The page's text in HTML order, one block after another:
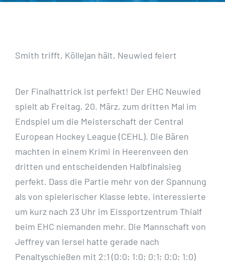
Smith trifft, Köllejan hält, Neuwied feiert
Der Finalhattrick ist perfekt! Der EHC Neuwied
spielt ab Freitag, 20. März, zum dritten Mal im
Endspiel um die Meisterschaft der Central
European Hockey League (CEHL). Die Bären
machten in einem Krimi in Heerenveen den
dritten und entscheidenden Halbfinalsieg
perfekt. Dass die Partie mehr von der Spannung
als von spielerischer Klasse lebte, interessierte
um kurz nach 23 Uhr im Eissportzentrum Thialf
beim EHC niemanden mehr. Die Mannschaft von
Jeffrey van Iersel hatte gerade nach
Penaltyschießen mit 2:1 (0:0; 1:0; 0:1; 0:0; 1:0)